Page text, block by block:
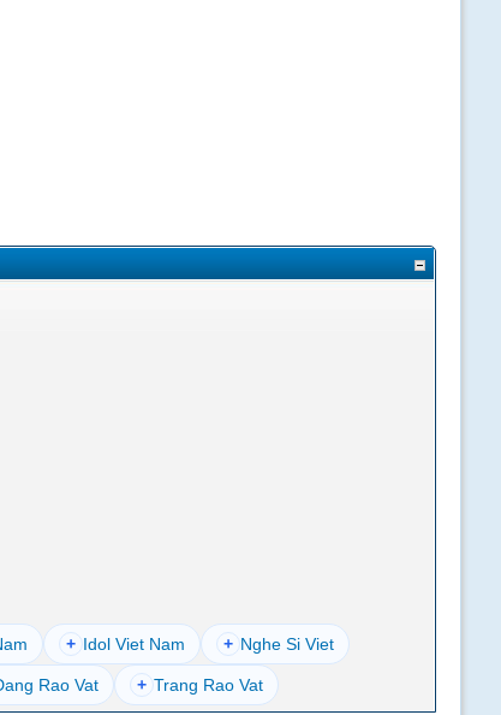
+ Idol Viet Nam + Nghe Si Viet
Rao Vat + Trang Rao Vat